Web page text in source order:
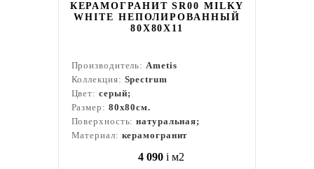
КЕРАМОГРАНИТ SR00 MILKY
WHITE НЕПОЛИРОВАННЫЙ
80X80Х11
Производитель:Ametis
Коллекция: Spectrum
Цвет: серый;
Размер: 80x80см.
Поверхность:натуральная;
Материал: керамогранит
4 090 i м2